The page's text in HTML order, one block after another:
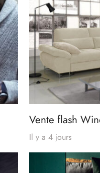
Vente flash
Il y a 4 jours